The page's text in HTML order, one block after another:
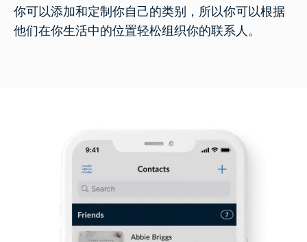
你可以添加和定制你自己的类别，所以你可以根据
他们在你生活中的位置轻松组织你的联系人。